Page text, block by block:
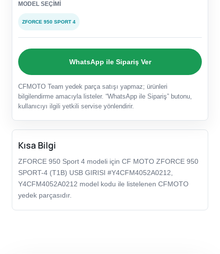
MODEL SEÇIMI
ZFORCE 950 SPORT 4
WhatsApp ile Sipariş Ver
CFMOTO Team yedek parça satışı yapmaz; ürünleri
bilgilendirme amacıyla listeler. “WhatsApp ile Sipariş” butonu,
kullanıcıyı ilgili yetkili servise yönlendirir.
Kısa Bilgi
ZFORCE 950 Sport 4 modeli için CF MOTO ZFORCE 950
SPORT-4 (T1B) USB GIRISI #Y4CFM4052A0212,
Y4CFM4052A0212 model kodu ile listelenen CFMOTO
yedek parçasıdır.